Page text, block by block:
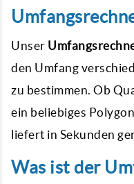
Unser
den Umfang
zu bestimmen. Ob
ein beliebiges
liefert in Sekunden
Was ist der